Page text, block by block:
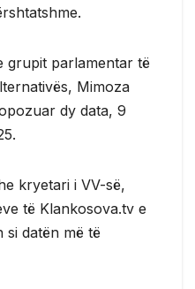
grupit parlamentar të
Mimoza
dy data, 9
kryetari i VV-së,
të Klankosova.tv e
datën më të